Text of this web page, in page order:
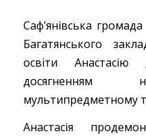
Саф’янівська
Багатянського
освіти
досягненням
мультипредметному
Анастасія